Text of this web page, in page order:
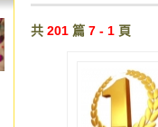
共 201 篇 7 - 1 頁